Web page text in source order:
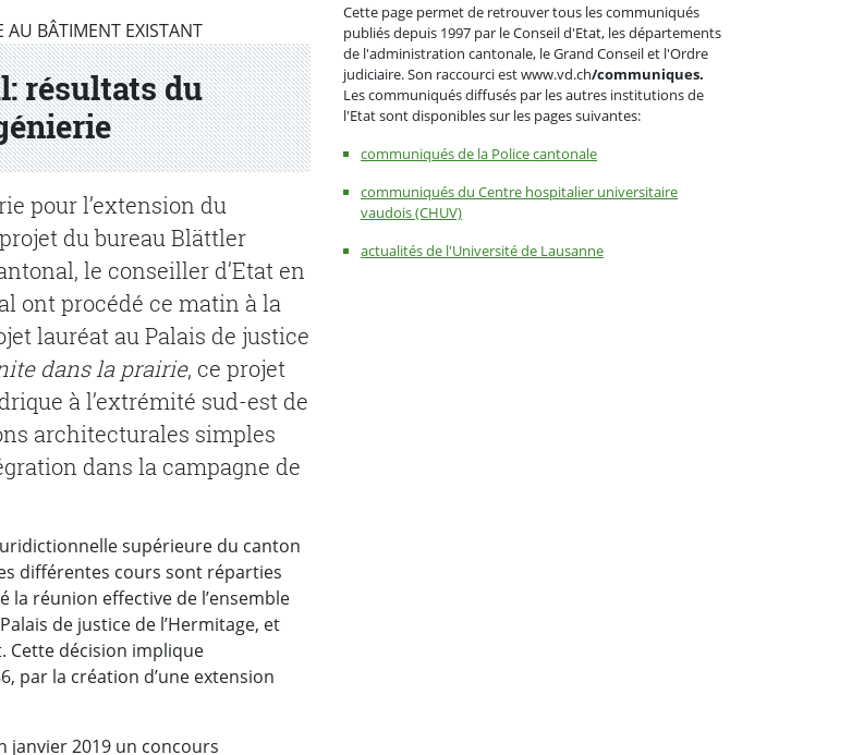
résultats du
AU BÂTIMENT EXISTANT
pour l’extension du
du bureau Blättler
le conseiller d’Etat en
ont procédé ce matin à la
lauréat au Palais de justice
dans la prairie, ce projet
à l’extrémité sud-est de
architecturales simples
dans la campagne de
supérieure du canton
différentes cours sont réparties
la réunion effective de l’ensemble
de justice de l’Hermitage, et
Cette décision implique
par la création d’une extension
janvier 2019 un concours
Cette page permet de retrouver tous les communiqués
publiés depuis 1997 par le Conseil d'Etat, les départements
de l'administration cantonale, le Grand Conseil et l'Ordre
judiciaire. Son raccourci est www.vd.ch/communiques.
Les communiqués diffusés par les autres institutions de
l'Etat sont disponibles sur les pages suivantes:
communiqués de la Police cantonale
communiqués du Centre hospitalier universitaire
vaudois (CHUV)
actualités de l'Université de Lausanne